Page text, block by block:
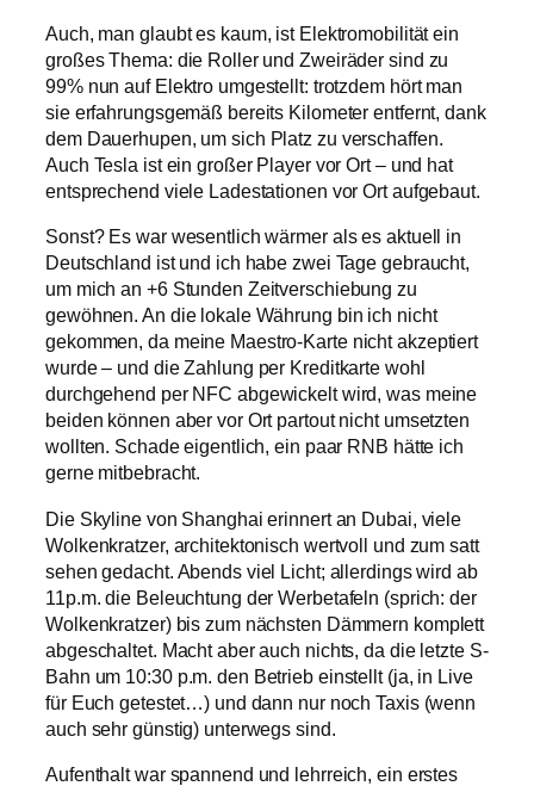
Auch, man glaubt es kaum, ist Elektromobilität ein
großes Thema: die Roller und Zweiräder sind zu
99% nun auf Elektro umgestellt: trotzdem hört man
sie erfahrungsgemäß bereits Kilometer entfernt, dank
dem Dauerhupen, um sich Platz zu verschaffen.
Auch Tesla ist ein großer Player vor Ort – und hat
entsprechend viele Ladestationen vor Ort aufgebaut.
Sonst? Es war wesentlich wärmer als es aktuell in
Deutschland ist und ich habe zwei Tage gebraucht,
um mich an +6 Stunden Zeitverschiebung zu
gewöhnen. An die lokale Währung bin ich nicht
gekommen, da meine Maestro-Karte nicht akzeptiert
wurde – und die Zahlung per Kreditkarte wohl
durchgehend per NFC abgewickelt wird, was meine
beiden können aber vor Ort partout nicht umsetzten
wollten. Schade eigentlich, ein paar RNB hätte ich
gerne mitbebracht.
Die Skyline von Shanghai erinnert an Dubai, viele
Wolkenkratzer, architektonisch wertvoll und zum satt
sehen gedacht. Abends viel Licht; allerdings wird ab
11p.m. die Beleuchtung der Werbetafeln (sprich: der
Wolkenkratzer) bis zum nächsten Dämmern komplett
abgeschaltet. Macht aber auch nichts, da die letzte S-
Bahn um 10:30 p.m. den Betrieb einstellt (ja, in Live
für Euch getestet…) und dann nur noch Taxis (wenn
auch sehr günstig) unterwegs sind.
Aufenthalt war spannend und lehrreich, ein erstes